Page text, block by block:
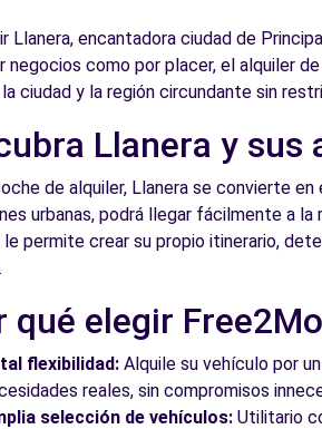
Llanera, encantadora ciudad de
negocios como por placer, el alquiler
ciudad y la región circundante sin
Llanera y
de alquiler, Llanera se convierte
urbanas, podrá llegar fácilmente a
permite crear su propio itinerario,
qué elegir
flexibilidad: Alquile su vehículo por
reales, sin compromisos
selección de vehículos: Utilitario